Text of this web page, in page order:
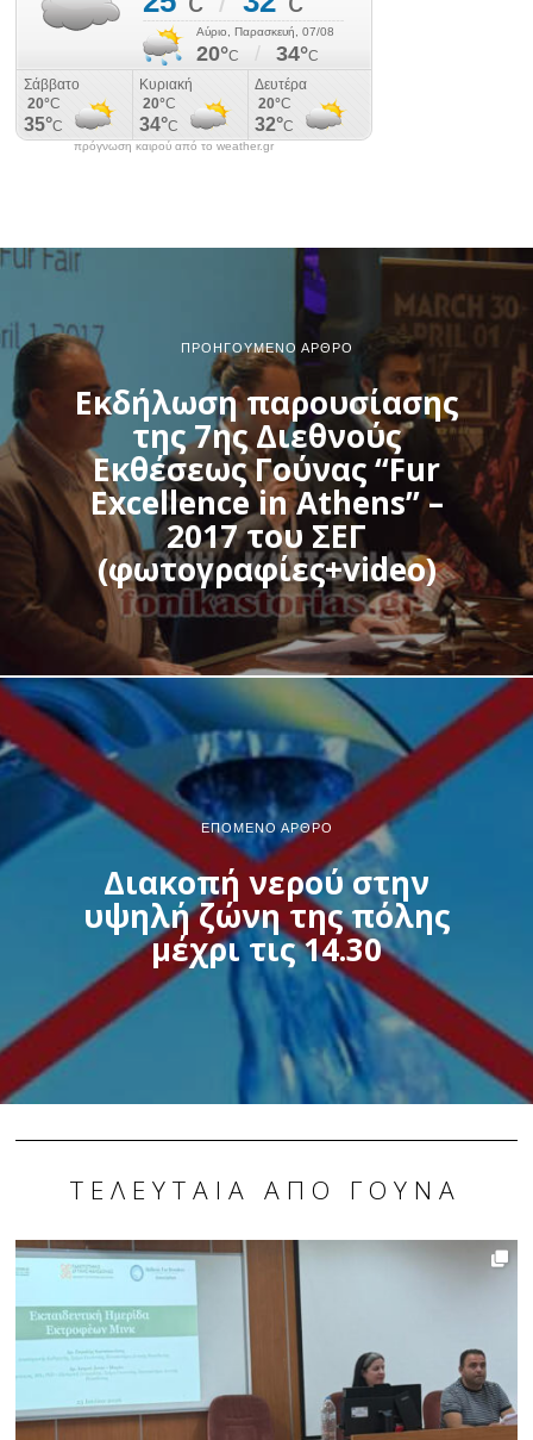
πρόγνωση καιρού από το weather.gr
ΠΡΟΗΓΟΎΜΕΝΟ ΆΡΘΡΟ
Εκδήλωση παρουσίασης
της 7ης Διεθνούς
Εκθέσεως Γούνας “Fur
Excellence in Athens” –
2017 του ΣΕΓ
(φωτογραφίες+video)
ΕΠΌΜΕΝΟ ΆΡΘΡΟ
Διακοπή νερού στην
υψηλή ζώνη της πόλης
μέχρι τις 14.30
ΤΕΛΕΥΤΑΊΑ ΑΠΌ ΓΟΎΝΑ